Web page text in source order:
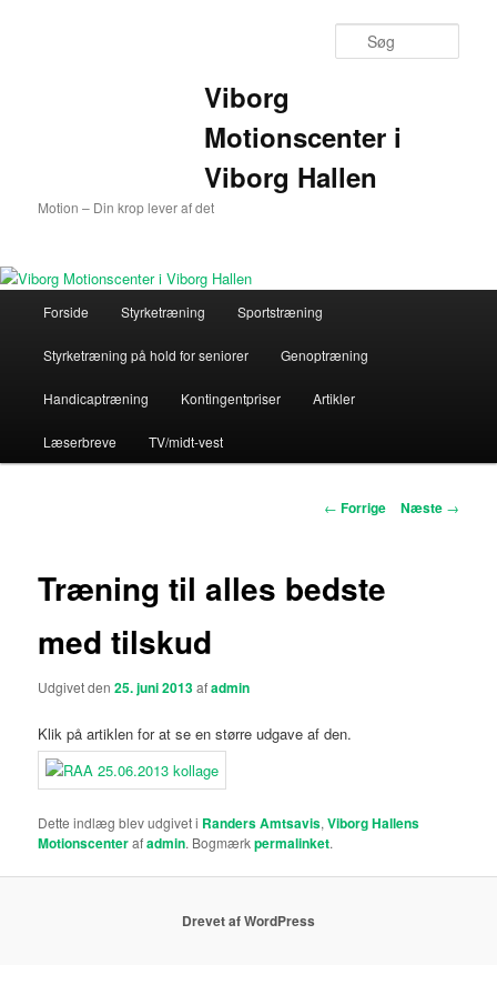
Viborg
Motionscenter i
Viborg Hallen
Motion – Din krop lever af det
Fortsæt
til
primært
Forside Styrketræning Sportstræning
Styrketræning på hold for seniorer Genoptræning
Handicaptræning Kontingentpriser Artikler
Læserbreve TV/midt-vest
Indlægsnavigation
← Forrige Næste →
Træning til alles bedste
med tilskud
Udgivet den25. juni 2013afadmin
Klik på artiklen for at se en større udgave af den.
Dette indlæg blev udgivet i Randers Amtsavis,Viborg Hallens
Motionscenterafadmin. Bogmærkpermalinket.
Drevet af WordPress